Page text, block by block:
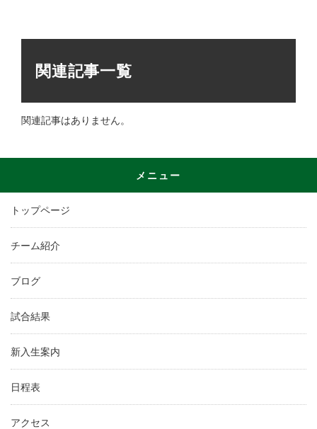
関連記事一覧
関連記事はありません。
メニュー
トップページ
チーム紹介
ブログ
試合結果
新入生案内
日程表
アクセス